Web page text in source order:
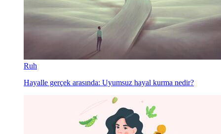
Ruh
Hayalle gerçek arasında: Uyumsuz hayal kurma nedir?